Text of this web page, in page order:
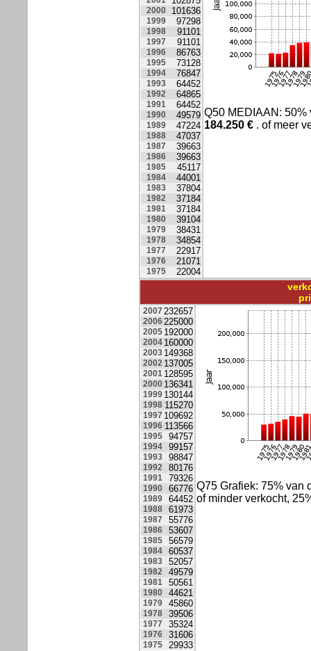
2000 101636
1999 97298
1998 91101
1997 91101
1996 86763
1995 73128
1994 76847
1993 64452
1992 64865
1991 64452
1990 49579
1989 47224
1988 47037
1987 39663
1986 39663
1985 45117
1984 44001
1983 37804
1982 37184
1981 37184
1980 39104
1979 38431
1978 34854
1977 22917
1976 21071
1975 22004
Q50 MEDIAAN:
184.250 € . of meer
2007 232657
2006225000
2005 192000
2004 160000
2003 149368
2002 137005
2001 128595
2000 136341
1999 130144
1998 115270
1997 109692
1996 113566
1995 94757
1994 99157
1993 98847
1992 80176
1991 79326
1990 66776
1989 64452
1988 61973
1987 55776
1986 53607
1985 56579
1984 60537
1983 52057
1982 49579
1981 50561
1980 44621
1979 45860
1978 39506
1977 35324
1976 31606
1975 29933
Q75 Grafiek: 75% van
of minder verkocht,